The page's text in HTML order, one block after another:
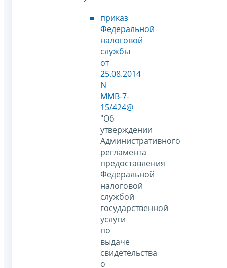
приказ
Федеральной
налоговой
службы
от
25.08.2014
N
ММВ-7-
15/424@
"Об
утверждении
Административного
регламента
предоставления
Федеральной
налоговой
службой
государственной
услуги
по
выдаче
свидетельства
о